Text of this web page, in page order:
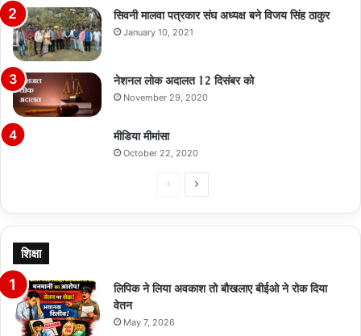
सिवनी मालवा पत्रकार संघ अध्यक्ष बने विजय सिंह ठाकुर
January 10, 2021
नेशनल लोक अदालत 12 दिसंबर को
November 29, 2020
मीडिया मीमांसा
October 22, 2020
PreviousNext
शिक्षा
लिपिक ने लिया अवकाश तो बौखलाए बीईओ ने रोक दिया
वेतन
May 7, 2026